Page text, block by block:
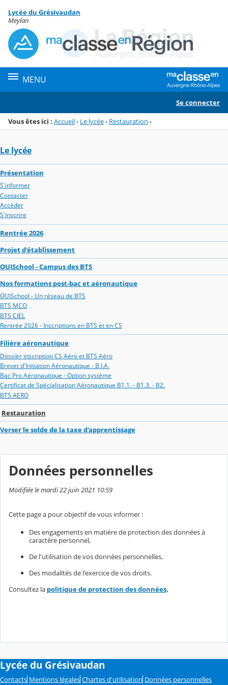
Menu de la rubrique
Contenu
Lycée du Grésivaudan
Meylan
MENU
Se connecter
Vous êtes ici : Accueil› Le lycée› Restauration ›
Le lycée
Présentation
S'informer
Contacter
Accéder
S'inscrire
Rentrée 2026
Projet d'établissement
OUISchool - Campus des BTS
Nos formations post-bac et aéronautique
OUISchool - Un réseau de BTS
BTS MCO
BTS CIEL
Rentrée 2026 - Inscriptions en BTS et en CS
Filière aéronautique
Dossier inscription CS Aéro et BTS Aéro
Brevet d'Initiation Aéronautique - B.I.A.
Bac Pro Aéronautique - Option système
Certificat de Spécialisation Aéronautique B1.1. - B1.3. - B2.
BTS AERO
Restauration
Verser le solde de la taxe d'apprentissage
Données personnelles
Modifiée le mardi 22 juin 2021 10:59
Cette page a pour objectif de vous informer :
Des engagements en matière de protection des données à
caractère personnel,
De l'utilisation de vos données personnelles,
Des modalités de l'exercice de vos droits.
Consultez la politique de protection des données.
Lycée du Grésivaudan
Contacts Mentions légales Chartes d'utilisation Données personnelles